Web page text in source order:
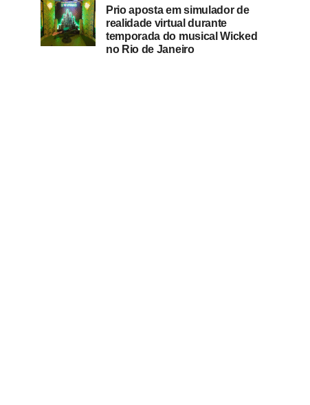
Prio aposta em simulador de
realidade virtual durante
temporada do musical Wicked
no Rio de Janeiro